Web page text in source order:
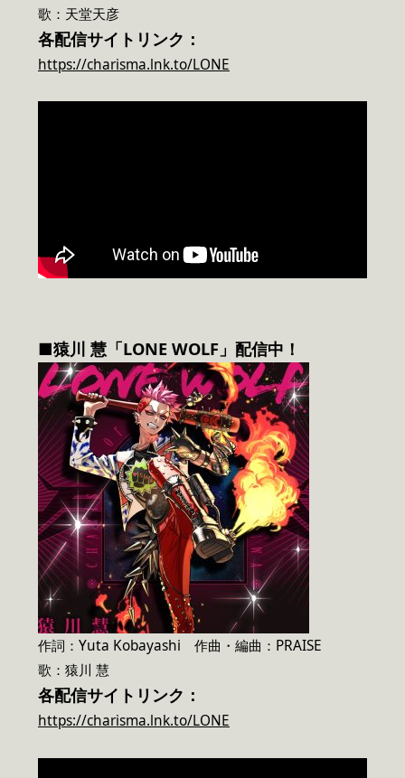
歌：天堂天彦
各配信サイトリンク：
https://charisma.lnk.to/LONE
■猿川 慧「LONE WOLF」配信中！
作詞：Yuta Kobayashi 作曲・編曲：PRAISE
歌：猿川 慧
各配信サイトリンク：
https://charisma.lnk.to/LONE